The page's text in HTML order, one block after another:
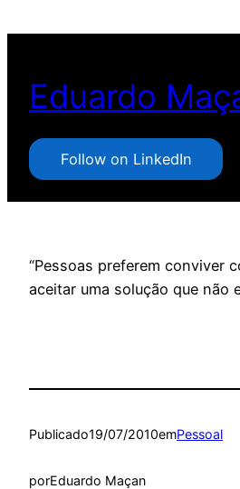
conteúdo
Eduardo
Follow on LinkedIn
“Pessoas preferem conviver
aceitar uma solução que não
Publicado19/07/2010emPessoal
porEduardo Maçan